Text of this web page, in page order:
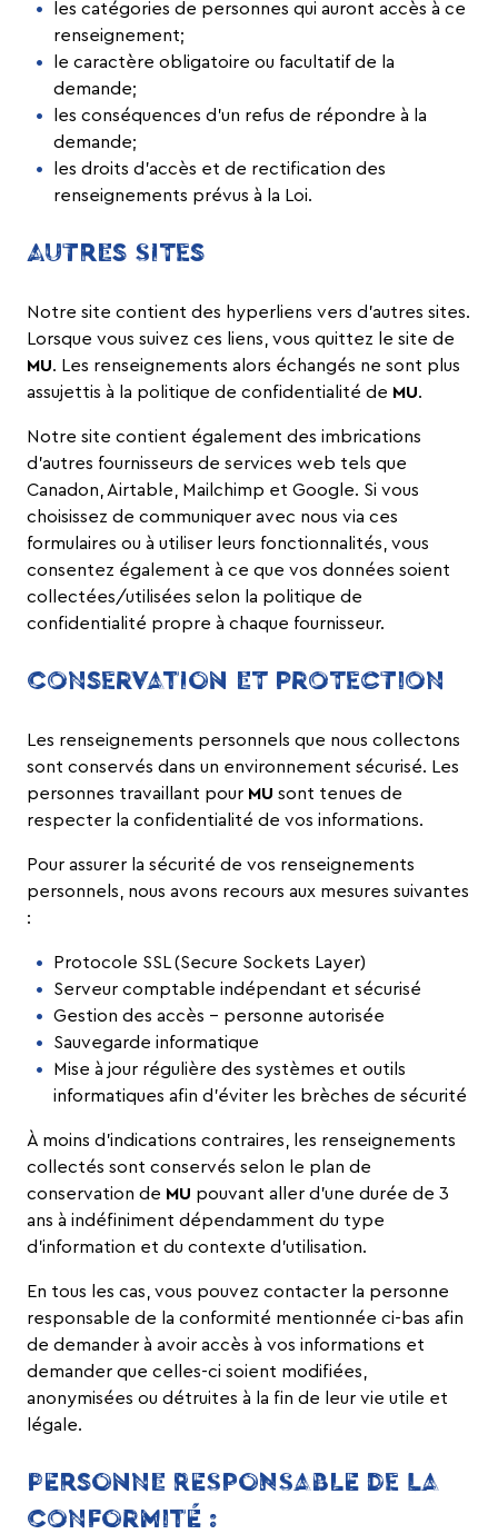
les catégories de personnes qui auront accès à ce
renseignement;
le caractère obligatoire ou facultatif de la
demande;
les conséquences d’un refus de répondre à la
demande;
les droits d’accès et de rectification des
renseignements prévus à la Loi.
AUTRES SITES
Notre site contient des hyperliens vers d’autres sites.
Lorsque vous suivez ces liens, vous quittez le site de
MU. Les renseignements alors échangés ne sont plus
assujettis à la politique de confidentialité de MU.
Notre site contient également des imbrications
d’autres fournisseurs de services web tels que
Canadon, Airtable, Mailchimp et Google. Si vous
choisissez de communiquer avec nous via ces
formulaires ou à utiliser leurs fonctionnalités, vous
consentez également à ce que vos données soient
collectées/utilisées selon la politique de
confidentialité propre à chaque fournisseur.
CONSERVATION ET PROTECTION
Les renseignements personnels que nous collectons
sont conservés dans un environnement sécurisé. Les
personnes travaillant pour MU sont tenues de
respecter la confidentialité de vos informations.
Pour assurer la sécurité de vos renseignements
personnels, nous avons recours aux mesures suivantes
:
Protocole SSL (Secure Sockets Layer)
Serveur comptable indépendant et sécurisé
Gestion des accès – personne autorisée
Sauvegarde informatique
Mise à jour régulière des systèmes et outils
informatiques afin d’éviter les brèches de sécurité
À moins d’indications contraires, les renseignements
collectés sont conservés selon le plan de
conservation de MU pouvant aller d’une durée de 3
ans à indéfiniment dépendamment du type
d’information et du contexte d’utilisation.
En tous les cas, vous pouvez contacter la personne
responsable de la conformité mentionnée ci-bas afin
de demander à avoir accès à vos informations et
demander que celles-ci soient modifiées,
anonymisées ou détruites à la fin de leur vie utile et
légale.
PERSONNE RESPONSABLE DE LA
CONFORMITÉ :